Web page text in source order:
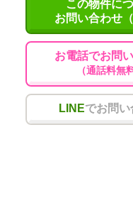
この物件に
お問い合わせ（
お電話でお問
（通話料無
LINEでお問い